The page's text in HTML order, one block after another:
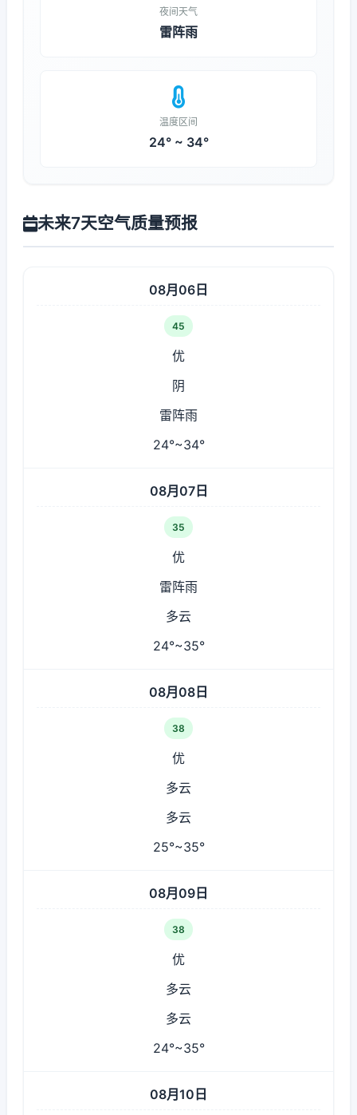
夜间天气
雷阵雨
温度区间
24° ~ 34°
未来7天空气质量预报
08月06日
45
优
阴
雷阵雨
24°~34°
08月07日
35
优
雷阵雨
多云
24°~35°
08月08日
38
优
多云
多云
25°~35°
08月09日
38
优
多云
多云
24°~35°
08月10日